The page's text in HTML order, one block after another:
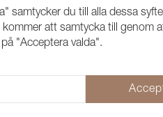
80007
Vår populära Illusion har
samtycker du till alla dessa
att samtycka till genom
"Acceptera valda".